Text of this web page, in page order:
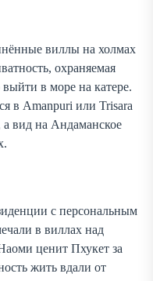
виллы на холмах
охраняемая
в море на катере.
в Amanpuri или Trisara
а вид на Андаманское
с персональным
в виллах над
ценит Пхукет за
жить вдали от